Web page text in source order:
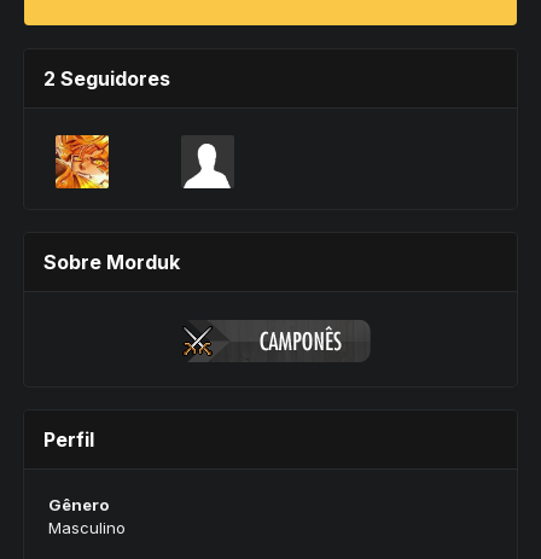
2 Seguidores
Sobre Morduk
Perfil
Gênero
Masculino